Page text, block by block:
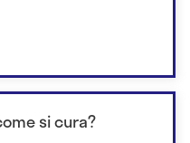
si cura?